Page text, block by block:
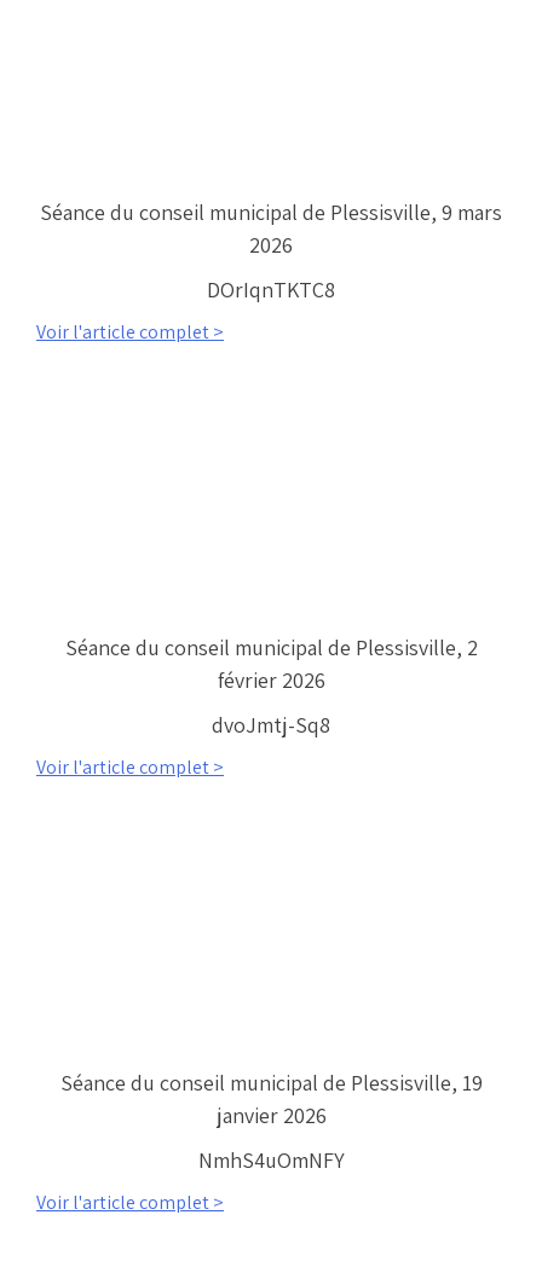
Séance du conseil municipal de Plessisville, 9 mars
2026
DOrIqnTKTC8
Voir l'article complet >
Séance du conseil municipal de Plessisville, 2
février 2026
dvoJmtj-Sq8
Voir l'article complet >
Séance du conseil municipal de Plessisville, 19
janvier 2026
NmhS4uOmNFY
Voir l'article complet >